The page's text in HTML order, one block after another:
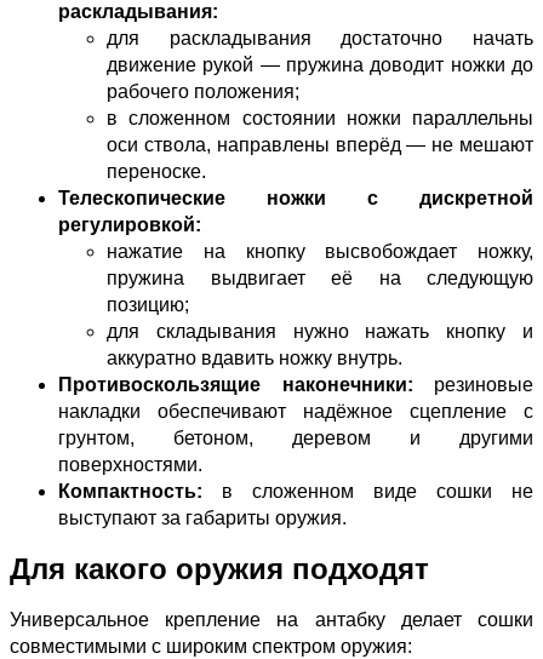
раскладывания:
для раскладывания достаточно начать
движение рукой — пружина доводит ножки до
рабочего положения;
в сложенном состоянии ножки параллельны
оси ствола, направлены вперёд — не мешают
переноске.
Телескопические ножки с дискретной
регулировкой:
нажатие на кнопку высвобождает ножку,
пружина выдвигает её на следующую
позицию;
для складывания нужно нажать кнопку и
аккуратно вдавить ножку внутрь.
Противоскользящие наконечники: резиновые
накладки обеспечивают надёжное сцепление с
грунтом, бетоном, деревом и другими
поверхностями.
Компактность: в сложенном виде сошки не
выступают за габариты оружия.
Для какого оружия подходят
Универсальное крепление на антабку делает сошки
совместимыми с широким спектром оружия: